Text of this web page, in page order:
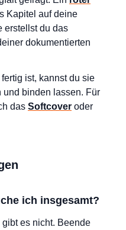
Kapitel auf deine
erstellst du das
dokumentierten
ist, kannst du sie
und binden lassen. Für
das Softcover oder
ich insgesamt?
es nicht. Beende